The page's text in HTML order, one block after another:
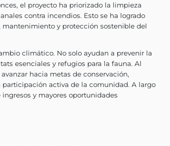
estado de Tabasco, en el sureste de
de manera sostenible 1,330
fue destruido debido a incendios
Desde entonces, el proyecto
de canales contra
la restauración, mantenimiento